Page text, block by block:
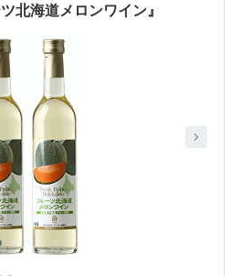
北海道メロンワイン』